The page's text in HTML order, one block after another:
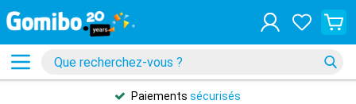
Paiements sécurisés